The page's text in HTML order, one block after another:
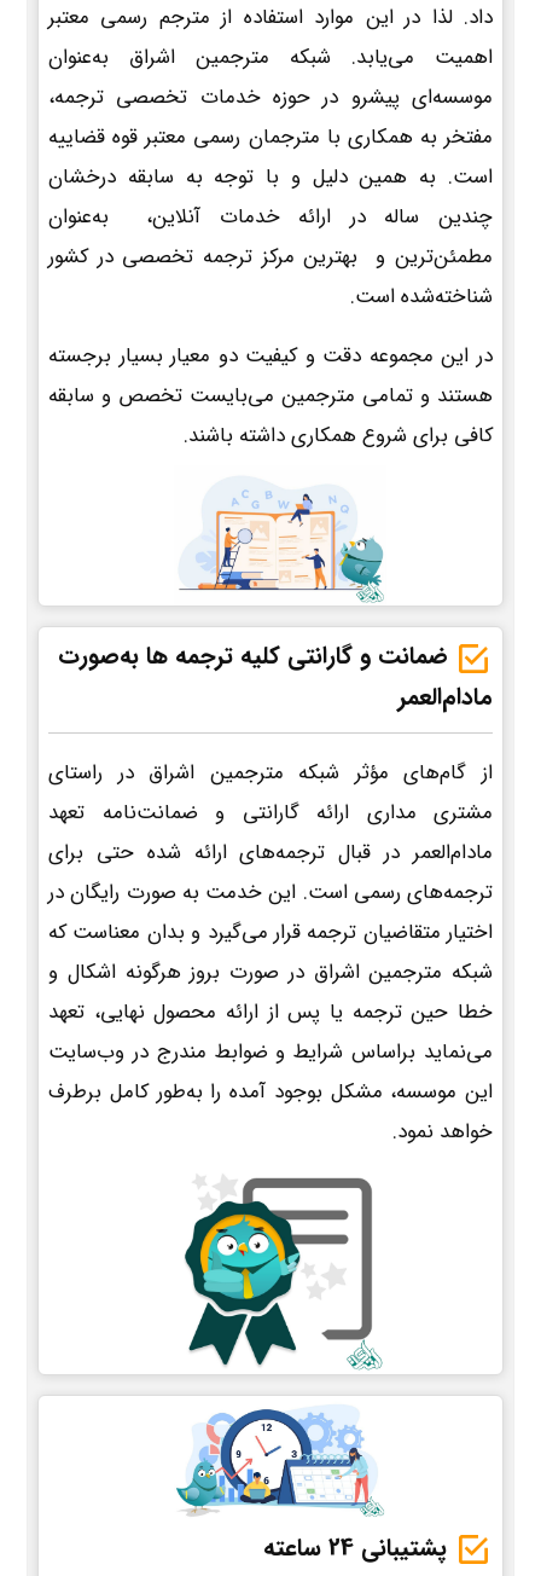
داد. لذا در این موارد استفاده از مترجم رسمی معتبر
اهمیت می‌یابد. شبکه مترجمین اشراق به‌عنوان
موسسه‌ای پیشرو در حوزه خدمات تخصصی ترجمه،
مفتخر به همکاری با مترجمان رسمی معتبر قوه قضاییه
است. به همین دلیل و با توجه به سابقه درخشان
چندین ساله در ارائه خدمات آنلاین، به‌عنوان
مطمئن‌ترین و بهترین مرکز ترجمه تخصصی در کشور
شناخته‌شده است.
در این مجموعه دقت و کیفیت دو معیار بسیار برجسته
هستند و تمامی مترجمین می‌بایست تخصص و سابقه
کافی برای شروع همکاری داشته باشند.
ضمانت و گارانتی کلیه ترجمه ها به‌صورت
مادام‌العمر
از گام‌های مؤثر شبکه مترجمین اشراق در راستای
مشتری مداری ارائه گارانتی و ضمانت‌نامه تعهد
مادام‌العمر در قبال ترجمه‌های ارائه شده حتی برای
ترجمه‌های رسمی است. این خدمت به صورت رایگان در
اختیار متقاضیان ترجمه قرار می‌گیرد و بدان معناست که
شبکه مترجمین اشراق در صورت بروز هرگونه اشکال و
خطا حین ترجمه یا پس از ارائه محصول نهایی، تعهد
می‌نماید براساس شرایط و ضوابط مندرج در وب‌سایت
این موسسه، مشکل بوجود آمده را به‌طور کامل برطرف
خواهد نمود.
پشتیبانی 24 ساعته